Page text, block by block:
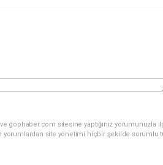
gophaber.com sitesine yaptığınız yorumunuzla
yorumlardan site yönetimi hiçbir şekilde sorumlu